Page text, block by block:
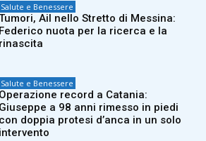
Salute e Benessere
Ail nello Stretto di Messina:
Federico nuota per la ricerca e la
rinascita
Salute e Benessere
Operazione record a Catania:
Giuseppe a 98 anni rimesso in piedi
con doppia protesi d’anca in un solo
intervento